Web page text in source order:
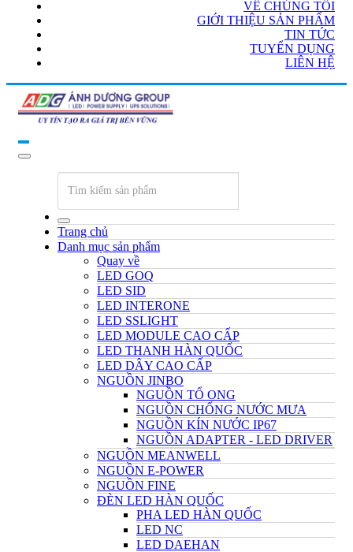
VỀ CHÚNG TÔI
GIỚI THIỆU SẢN PHẨM
TIN TỨC
TUYỂN DỤNG
LIÊN HỆ
Trang chủ
Danh mục sản phẩm
Quay về
LED GOQ
LED SID
LED INTERONE
LED SSLIGHT
LED MODULE CAO CẤP
LED THANH HÀN QUỐC
LED DÂY CAO CẤP
NGUỒN JINBO
NGUỒN TỔ ONG
NGUỒN CHỐNG NƯỚC MƯA
NGUỒN KÍN NƯỚC IP67
NGUỒN ADAPTER - LED DRIVER
NGUỒN MEANWELL
NGUỒN E-POWER
NGUỒN FINE
ĐÈN LED HÀN QUỐC
PHA LED HÀN QUỐC
LED NC
LED DAEHAN